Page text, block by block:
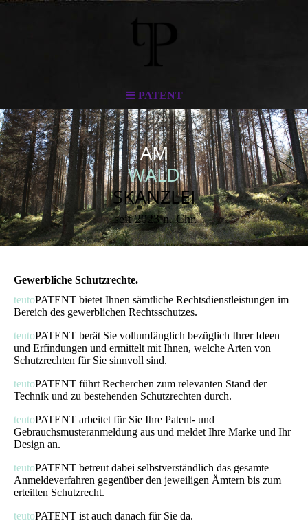
PATENT
AM
WALD
SKANZLEI
seit 2023 n. Chr.
Gewerbliche Schutzrechte.
teutoPATENT bietet Ihnen sämtliche Rechtsdienstleistungen im
Bereich des gewerblichen Rechtsschutzes.
teutoPATENT berät Sie vollumfänglich bezüglich Ihrer Ideen
und Erfindungen und ermittelt mit Ihnen, welche Arten von
Schutzrechten für Sie sinnvoll sind.
teutoPATENT führt Recherchen zum relevanten Stand der
Technik und zu bestehenden Schutzrechten durch.
teutoPATENT arbeitet für Sie Ihre Patent- und
Gebrauchsmusteranmeldung aus und meldet Ihre Marke und Ihr
Design an.
teutoPATENT betreut dabei selbstverständlich das gesamte
Anmeldeverfahren gegenüber den jeweiligen Ämtern bis zum
erteilten Schutzrecht.
teutoPATENT ist auch danach für Sie da.